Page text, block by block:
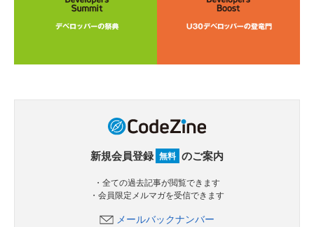
新規会員登録 無料 のご案内
・全ての過去記事が閲覧できます
・会員限定メルマガを受信できます
メールバックナンバー